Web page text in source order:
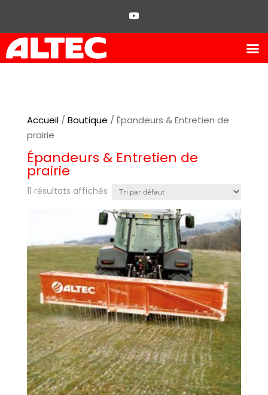
Accueil/ Boutique / Épandeurs & Entretien de
prairie
Épandeurs & Entretien de
prairie
11 résultats affichés